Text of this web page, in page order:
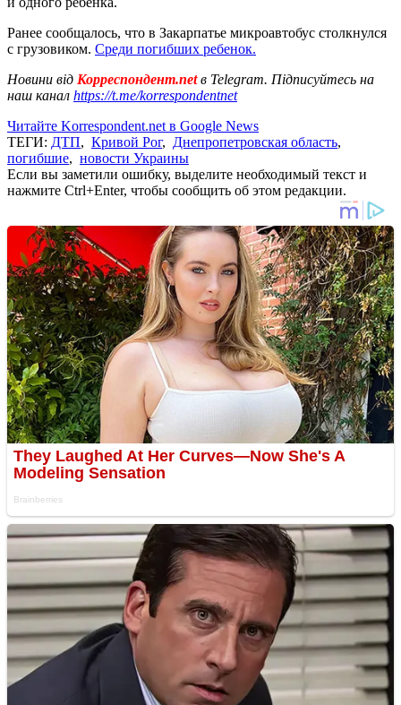
Ранее сообщалось, что в Закарпатье микроавтобус столкнулся
с грузовиком. Среди погибших ребенок.
Новини від Корреспондент.netв Telegram. Підписуйтесь на
наш канал https://t.me/korrespondentnet
Читайте Korrespondent.net в Google News
ТЕГИ: ДТП, Кривой Рог, Днепропетровская область,
погибшие, новости Украины
Если вы заметили ошибку, выделите необходимый текст и
нажмите Ctrl+Enter, чтобы сообщить об этом редакции.